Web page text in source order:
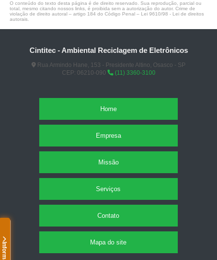
O conteúdo do texto desta página é de direito reservado. Sua reprodução, parcial ou
total, mesmo citando nossos links, é proibida sem a autorização do autor. Crime de
violação de direito autoral – artigo 184 do Código Penal – Lei 9610/98 - Lei de direitos
autorais
Cintitec - Ambiental Reciclagem de Eletrônicos
Rua Armindo Hane, 153 - Presidente Altino, Osasco - SP
CEP: 06210-090
(11) 3360-3100
Home
Empresa
Missão
Serviços
Contato
Mapa do site